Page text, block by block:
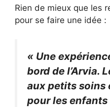
Rien de mieux que les
pour se faire une idée :
« Une
bord de l’Arvia.
aux petits soins
pour les